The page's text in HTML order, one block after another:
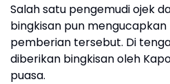
Salah satu pengemudi ojek
bingkisan pun
pemberian tersebut. Di
diberikan bingkisan oleh
puasa.